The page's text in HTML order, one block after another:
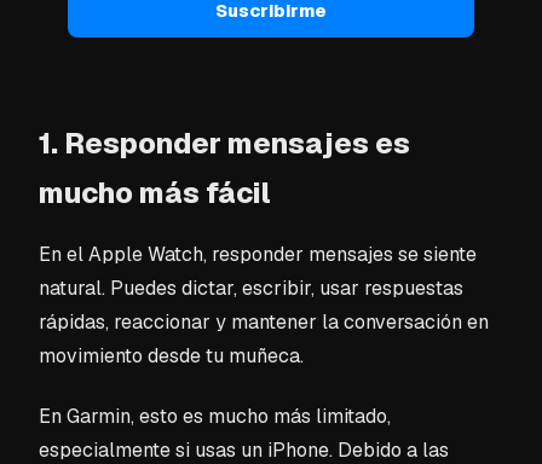
Suscribirme
1. Responder mensajes es
mucho más fácil
En el Apple Watch, responder mensajes se siente
natural. Puedes dictar, escribir, usar respuestas
rápidas, reaccionar y mantener la conversación en
movimiento desde tu muñeca.
En Garmin, esto es mucho más limitado,
especialmente si usas un iPhone. Debido a las